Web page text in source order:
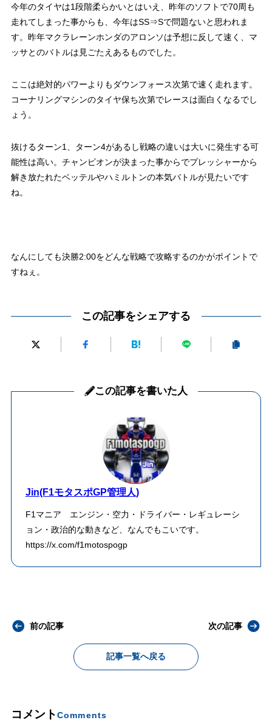
今年のタイヤは1段階柔らかいとはいえ、昨年のソフトで70周も
走れてしまった事からも、今年はSS⇒Sで問題ないと思われま
す。昨年マクラレーンホンダのアロンソは予想に反して速く、マ
ッサとのバトルは見ごたえあるものでした。
ここは絶対的パワーよりもダウンフォース次第で速く走れます。
コーナリングマシンのタイヤ保ち次第でレースは面白くなるでし
ょう。
抜けるターン1、ターン4があるし戦略の違いは大いに発生する可
能性は高い。チャンピオンが決まった事からでプレッシャーから
解き放たれたベッテルやハミルトンの本気バトルが見たいです
ね。
なんにしても決勝2:00をどんな戦略で攻略するのかがポイントで
すねぇ。
この記事をシェアする
この記事を書いた人
Jin(F1モタスポGP管理人)
F1マニア エンジン・空力・ドライバー・レギュレーシ
ョン・政治的な動きなど、なんでもこいです。
https://x.com/f1motospogp
前の記事
記事一覧へ戻る
次の記事
コメントComments